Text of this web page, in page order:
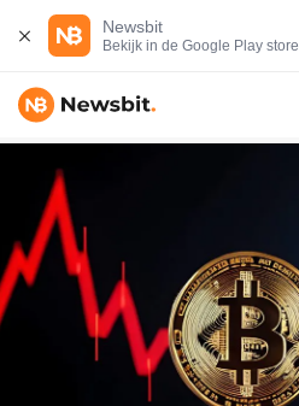
Newsbit
Bekijk in de Google Play store